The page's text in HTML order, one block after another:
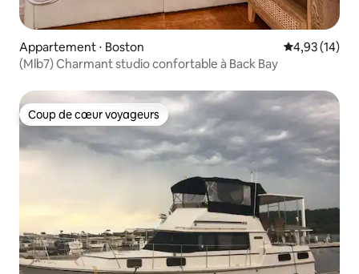
Appartement ⋅ Boston Évaluation
4,93 (14)
(Mlb7) Charmant studio confortable à Back Bay
Coup de cœur voyageurs
Coup de cœur voyageurs